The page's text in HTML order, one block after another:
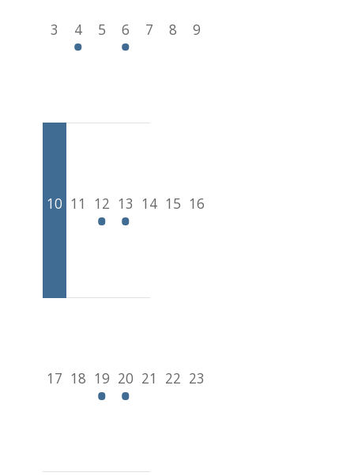
3 4 5 6 7 8 9
10 11 12 13 14 15 16
17 18 19 20 21 22 23